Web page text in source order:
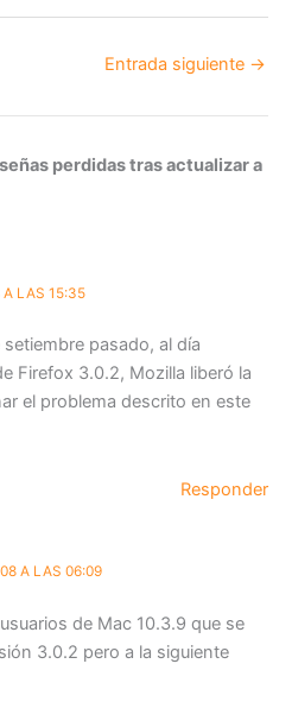
Entrada siguiente →
perdidas tras actualizar a
A LAS 15:35
pasado, al día
Firefox 3.0.2, Mozilla liberó la
el problema descrito en este
Responder
A LAS 06:09
de Mac 10.3.9 que se
3.0.2 pero a la siguiente